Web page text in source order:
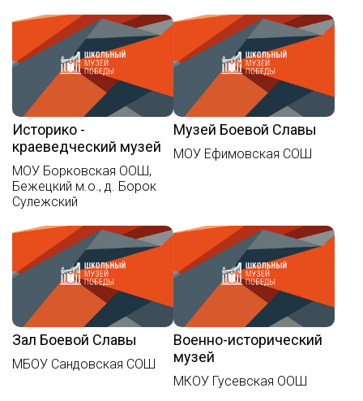
Историко -
краеведческий музей
МОУ Борковская ООШ,
Бежецкий м.о., д. Борок
Сулежский
Музей Боевой Славы
МОУ Ефимовская СОШ
Зал Боевой Славы
МБОУ Сандовская СОШ
Военно-исторический
музей
МКОУ Гусевская ООШ